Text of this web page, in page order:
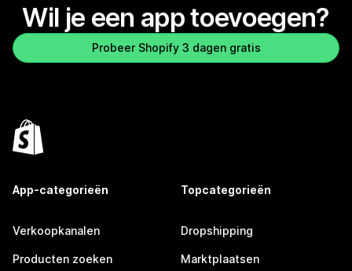
Wil je een app toevoegen?
Probeer Shopify 3 dagen gratis
App-categorieën
Verkoopkanalen
Producten zoeken
Topcategorieën
Dropshipping
Marktplaatsen